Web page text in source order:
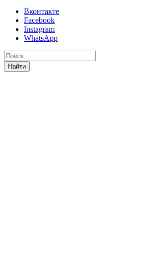
Вконтакте
Facebook
Instagram
WhatsApp
Найти